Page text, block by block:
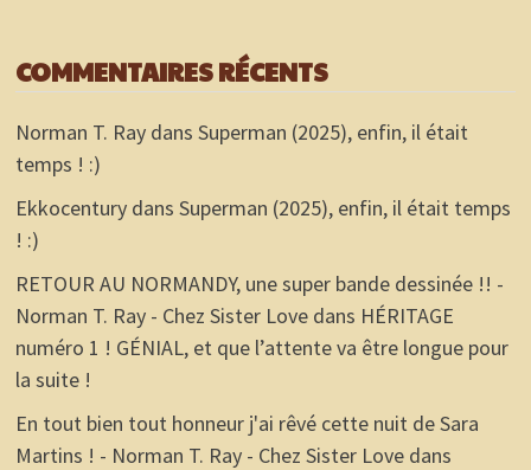
COMMENTAIRES RÉCENTS
Norman T. Raydans Superman (2025), enfin, il était
temps ! :)
Ekkocenturydans Superman (2025), enfin, il était temps
! :)
RETOUR AU NORMANDY, une super bande dessinée !! -
Norman T. Ray - Chez Sister Lovedans HÉRITAGE
numéro 1 ! GÉNIAL, et que l’attente va être longue pour
la suite !
En tout bien tout honneur j'ai rêvé cette nuit de Sara
Martins ! - Norman T. Ray - Chez Sister Lovedans